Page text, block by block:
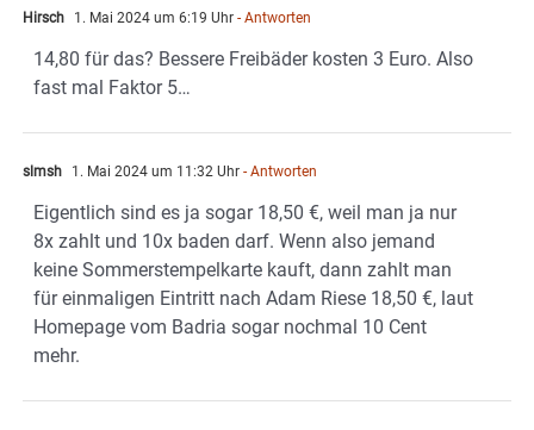
Hirsch 1. Mai 2024 um 6:19 Uhr - Antworten
14,80 für das? Bessere Freibäder kosten 3 Euro. Also
fast mal Faktor 5…
slmsh 1. Mai 2024 um 11:32 Uhr - Antworten
Eigentlich sind es ja sogar 18,50 €, weil man ja nur
8x zahlt und 10x baden darf. Wenn also jemand
keine Sommerstempelkarte kauft, dann zahlt man
für einmaligen Eintritt nach Adam Riese 18,50 €, laut
Homepage vom Badria sogar nochmal 10 Cent
mehr.